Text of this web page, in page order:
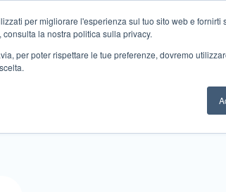
per migliorare l'esperienza sul tuo sito web e fornirti
la nostra politica sulla privacy.
per poter rispettare le tue preferenze, dovremo